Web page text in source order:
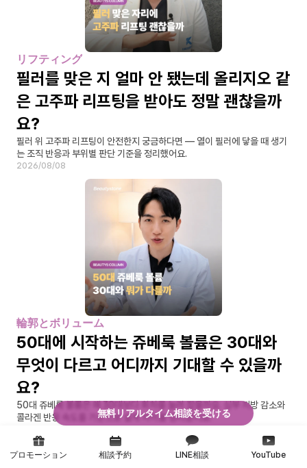
リフティング
필러를 맞은 지 얼마 안 됐는데 올리지오 같
은 고주파 리프팅을 받아도 정말 괜찮을까
요?
필러 위 고주파 리프팅이 안전한지 궁금하다면 — 열이 필러에 닿을 때 생기
는 조직 반응과 부위별 판단 기준을 정리했어요.
2026/08/08
輪郭とボリューム
50대에 시작하는 쥬베룩 볼륨은 30대와
무엇이 다르고 어디까지 기대할 수 있을까
요?
50대 쥬베룩 볼륨은 왜 30대보다 회차를 늘려 잡을까요. 심부 지방 감소와
콜라겐 반응 속도를 기준으로 설계 차이를 정리했어요.
プロモーション 相談予約 LINE相談 YouTube
無料リアルタイム相談を受ける